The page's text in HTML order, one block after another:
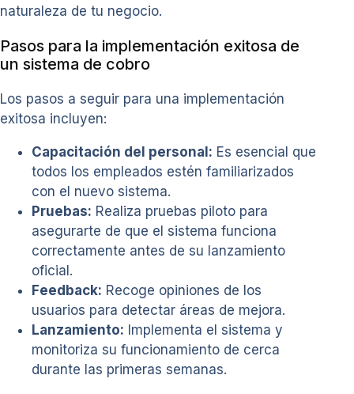
naturaleza de tu negocio.
Pasos para la implementación exitosa de
un sistema de cobro
Los pasos a seguir para una implementación
exitosa incluyen:
Capacitación del personal: Es esencial que
todos los empleados estén familiarizados
con el nuevo sistema.
Pruebas: Realiza pruebas piloto para
asegurarte de que el sistema funciona
correctamente antes de su lanzamiento
oficial.
Feedback: Recoge opiniones de los
usuarios para detectar áreas de mejora.
Lanzamiento: Implementa el sistema y
monitoriza su funcionamiento de cerca
durante las primeras semanas.